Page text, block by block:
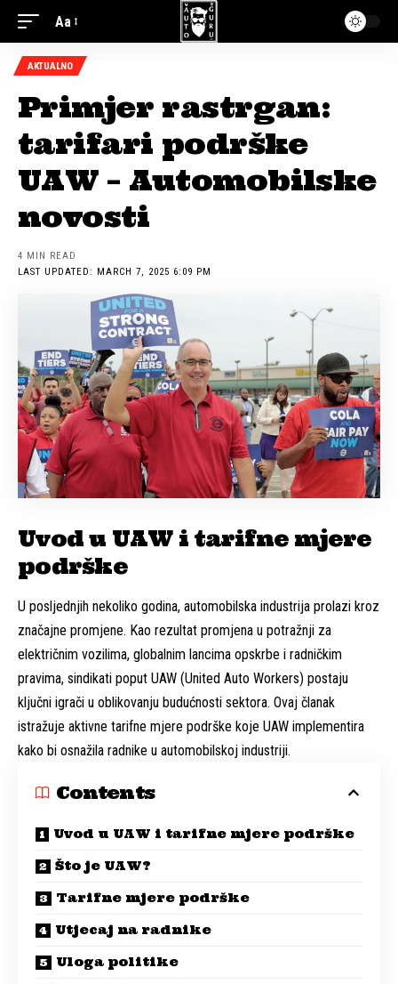
Aa
AKTUALNO
Primjer rastrgan:
tarifari podrške
UAW – Automobilske
novosti
LAST UPDATED: MARCH 7, 2025 6:09 PM
4 MIN READ
Uvod u UAW i tarifne mjere
podrške
U posljednjih nekoliko godina, automobilska industrija prolazi kroz
značajne promjene. Kao rezultat promjena u potražnji za
električnim vozilima, globalnim lancima opskrbe i radničkim
pravima, sindikati poput UAW (United Auto Workers) postaju
ključni igrači u oblikovanju budućnosti sektora. Ovaj članak
istražuje aktivne tarifne mjere podrške koje UAW implementira
kako bi osnažila radnike u automobilskoj industriji.
Contents
Uvod u UAW i tarifne mjere podrške
Što je UAW?
Tarifne mjere podrške
Utjecaj na radnike
Uloga politike